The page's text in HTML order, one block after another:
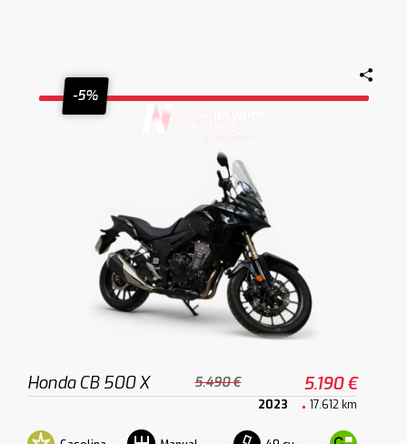
-5%
Honda CB 500 X 5.490 € 5.190 €
2023 17.612 km